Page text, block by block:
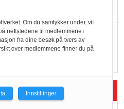
1 milliard i
i 2025
Om du samtykker under, vil
nettstedene til medlemmene i
fra dine besøk på tvers av
over medlemmene finner du på
Innstillinger